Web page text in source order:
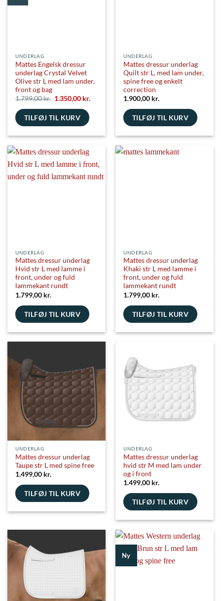
UNDERLAG
Mattes Engelsk dressur
underlag Crystal Velvet
Olive str L med lam under,
front og bag
1.799,00kr. Den
oprindelige
pris
var:
1.799,00 kr..
1.350,00 kr.
1.350,00 kr..
TILFØJ TIL KURV
UNDERLAG
Mattes dressur underlag
Quilt str L, med lam under,
spine free og enkelt
correction
1.900,00 kr.
TILFØJ TIL KURV
UNDERLAG
Mattes dressur underlag
Hvid str L med lamme i
front, under og fuld
lammekant rundt
1.799,00 kr.
TILFØJ TIL KURV
UNDERLAG
Mattes dressur underlag
Khaki str L med lamme i
front, under og fuld
lammekant rundt
1.799,00 kr.
TILFØJ TIL KURV
UNDERLAG
Mattes dressur underlag
Taupe str L med spine free
1.499,00 kr.
TILFØJ TIL KURV
UNDERLAG
Mattes dressur underlag
hvid str M med lam under
og i front
1.499,00 kr.
TILFØJ TIL KURV
Ny